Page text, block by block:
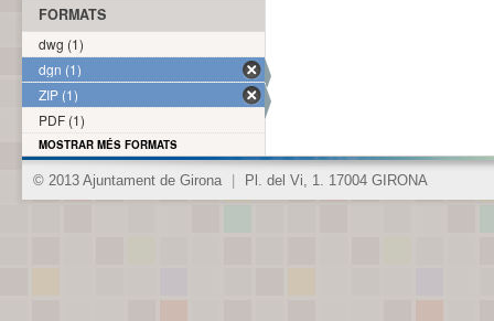
FORMATS
dwg (1)
dgn (1)
ZIP (1)
PDF (1)
MOSTRAR MÉS FORMATS
© 2013 Ajuntament de Girona Pl. del Vi, 1. 17004 GIRONA